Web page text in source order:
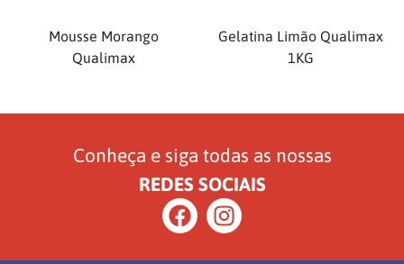
Mousse Morango
Qualimax
Gelatina Limão Qualimax
1KG
Conheça e siga todas as nossas
REDES SOCIAIS